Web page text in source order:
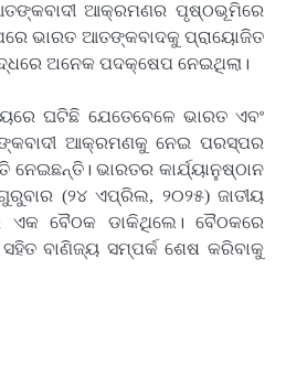
ଆକ୍ରମଣର ପୃଷ୍ଠଭୂମିରେ
ପରେ ଭାରତ ଆତଙ୍କବାଦକୁ ପ୍ରାୟୋଜିତ
ଅନେକ ପଦକ୍ଷେପ ନେଇଥିଲା।
ଘଟିଛି ଯେତେବେଳେ ଭାରତ ଏବଂ
ଆକ୍ରମଣକୁ ନେଇ ପରସ୍ପର
ଭାରତର କାର୍ଯ୍ୟାନୁଷ୍ଠାନ
(୨୪ ଏପ୍ରିଲ, ୨୦୨୫) ଜାତୀୟ
ଏକ ବୈଠକ ଡାକିଥିଲେ। ବୈଠକରେ
ସହିତ ବାଣିଜ୍ୟ ସମ୍ପର୍କ ଶେଷ କରିବାକୁ